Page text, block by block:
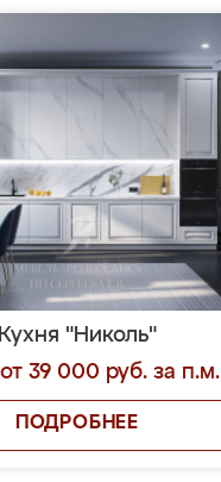
Кухня "Николь"
39 000 руб. за п.м.
ПОДРОБНЕЕ